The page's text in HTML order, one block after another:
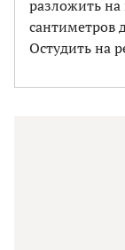
разложить на
сантиметров
Остудить на